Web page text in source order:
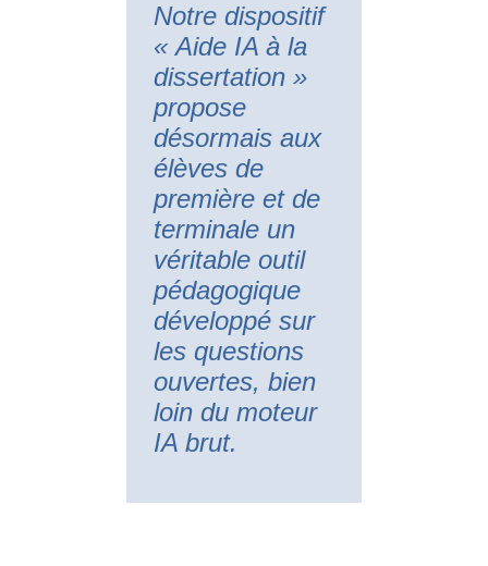
Notre dispositif
«Aide IA à la
dissertation »
propose
désormais aux
élèves de
première et de
terminale un
véritable outil
pédagogique
développé sur
les questions
ouvertes, bien
loin du moteur
IA brut.